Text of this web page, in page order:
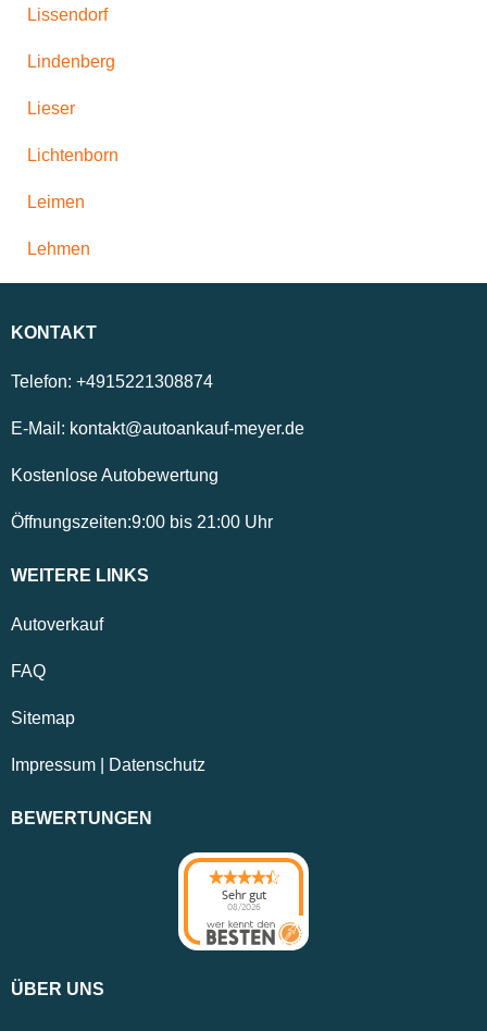
Lissendorf
Lindenberg
Lieser
Lichtenborn
Leimen
Lehmen
KONTAKT
Telefon: +4915221308874
E-Mail: kontakt@autoankauf-meyer.de
Kostenlose Autobewertung
Öffnungszeiten:9:00 bis 21:00 Uhr
WEITERE LINKS
Autoverkauf
FAQ
Sitemap
Impressum Datenschutz
BEWERTUNGEN
Sehr gut
08/2026
ÜBER UNS